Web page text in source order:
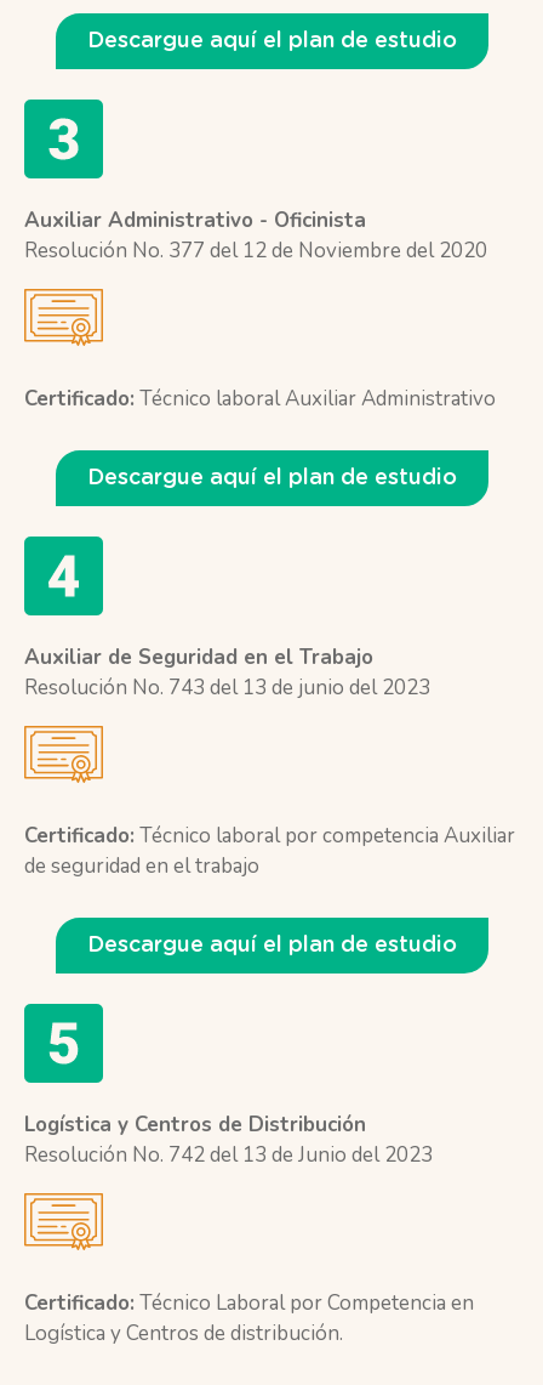
Descargue aquí el plan de estudio
Auxiliar Administrativo - Oficinista
Resolución No. 377 del 12 de Noviembre del 2020
Certificado: Técnico laboral Auxiliar Administrativo
Descargue aquí el plan de estudio
Auxiliar de Seguridad en el Trabajo
Resolución No. 743 del 13 de junio del 2023
Certificado: Técnico laboral por competencia Auxiliar
de seguridad en el trabajo
Descargue aquí el plan de estudio
Logística y Centros de Distribución
Resolución No. 742 del 13 de Junio del 2023
Certificado: Técnico Laboral por Competencia en
Logística y Centros de distribución.